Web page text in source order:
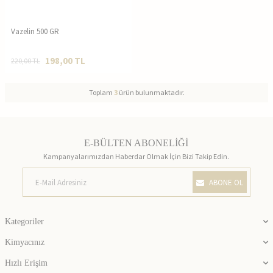
Vazelin 500 GR
220,00TL 198,00 TL
Toplam 3ürün bulunmaktadır.
E-BÜLTEN ABONELİĞİ
Kampanyalarımızdan Haberdar Olmak İçin Bizi Takip Edin.
ABONE OL
Kategoriler
Kimyacınız
Hızlı Erişim